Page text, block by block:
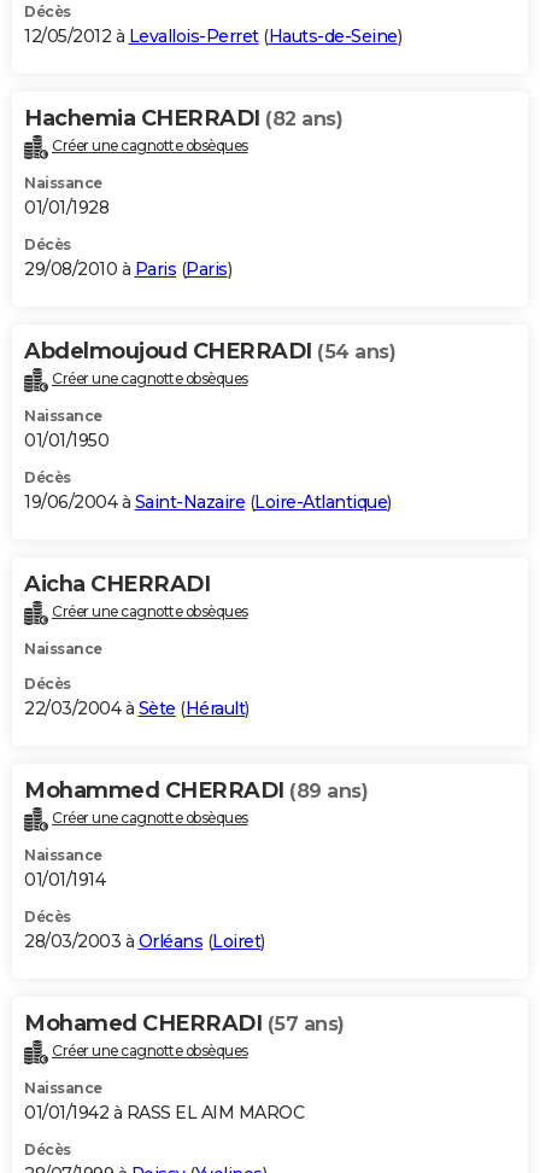
Décès
12/05/2012 à Levallois-Perret(Hauts-de-Seine)
Hachemia CHERRADI (82 ans)
Créer une cagnotte obsèques
Naissance
01/01/1928
Décès
29/08/2010 à Paris (Paris)
Abdelmoujoud CHERRADI (54 ans)
Créer une cagnotte obsèques
Naissance
01/01/1950
Décès
19/06/2004 à Saint-Nazaire (Loire-Atlantique)
Aicha CHERRADI
Créer une cagnotte obsèques
Naissance
Décès
22/03/2004 à Sète (Hérault)
Mohammed CHERRADI (89 ans)
Créer une cagnotte obsèques
Naissance
01/01/1914
Décès
28/03/2003 à Orléans (Loiret)
Mohamed CHERRADI (57 ans)
Créer une cagnotte obsèques
Naissance
01/01/1942 à RASS EL AIM MAROC
Décès